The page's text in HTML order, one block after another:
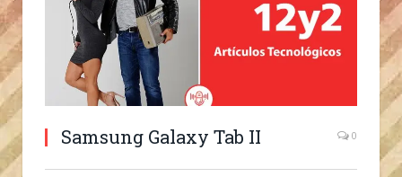
Samsung Galaxy Tab II 0